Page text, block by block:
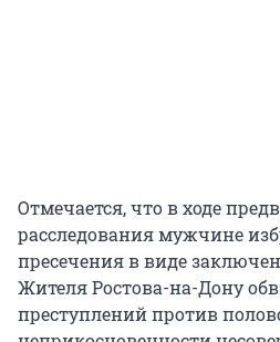
Отмечается, что в ходе
расследования мужчине
пресечения в виде
Жителя Ростова-на-Дону
преступлений против